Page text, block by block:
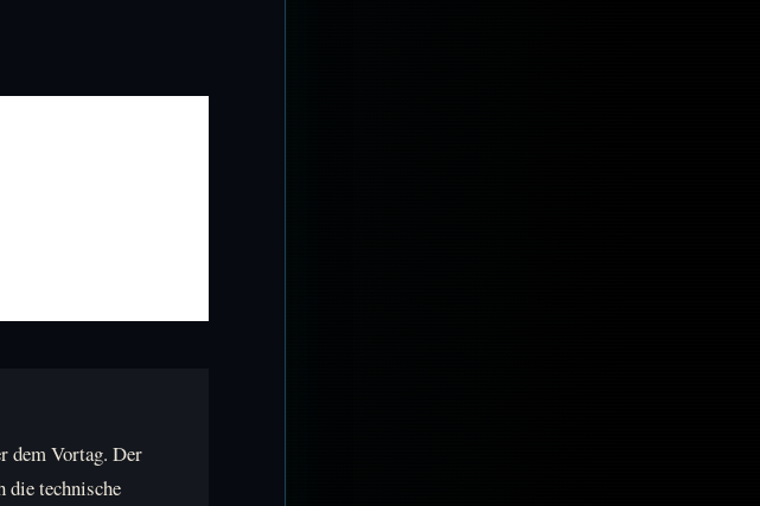
dem Vortag. Der
die technische